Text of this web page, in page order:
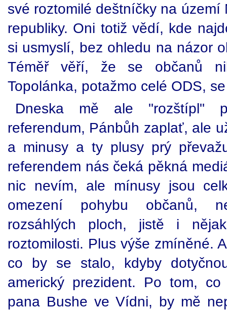
své roztomilé deštníčky na území
republiky. Oni totiž vědí, kde
si usmyslí, bez ohledu na názor
Téměř věří, že se občanů
Topolánka, potažmo celé ODS,
Dneska mě ale "rozštípl"
referendum, Pánbůh zaplať, ale
a minusy a ty plusy prý
referendem nás čeká pěkná
nic nevím, ale mínusy jsou
omezení pohybu občanů,
rozsáhlých ploch, jistě i
roztomilosti. Plus výše zmíněné.
co by se stalo, kdyby
americký prezident. Po tom,
pana Bushe ve Vídni, by mě